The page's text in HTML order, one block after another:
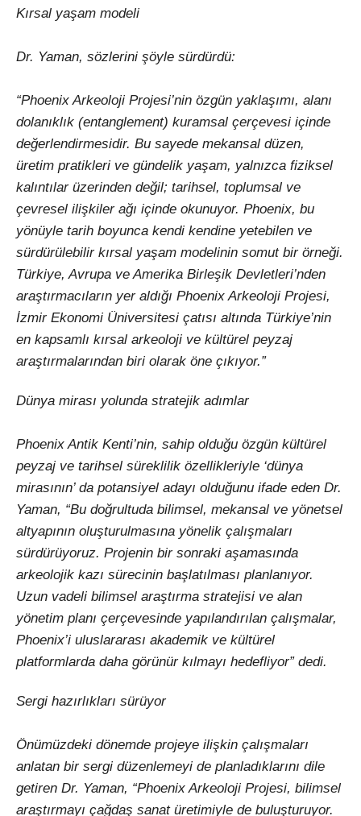
Kırsal yaşam modeli
Dr. Yaman, sözlerini şöyle sürdürdü:
“Phoenix Arkeoloji Projesi’nin özgün yaklaşımı, alanı
dolanıklık (entanglement) kuramsal çerçevesi içinde
değerlendirmesidir. Bu sayede mekansal düzen,
üretim pratikleri ve gündelik yaşam, yalnızca fiziksel
kalıntılar üzerinden değil; tarihsel, toplumsal ve
çevresel ilişkiler ağı içinde okunuyor. Phoenix, bu
yönüyle tarih boyunca kendi kendine yetebilen ve
sürdürülebilir kırsal yaşam modelinin somut bir örneği.
Türkiye, Avrupa ve Amerika Birleşik Devletleri’nden
araştırmacıların yer aldığı Phoenix Arkeoloji Projesi,
İzmir Ekonomi Üniversitesi çatısı altında Türkiye’nin
en kapsamlı kırsal arkeoloji ve kültürel peyzaj
araştırmalarından biri olarak öne çıkıyor.”
Dünya mirası yolunda stratejik adımlar
Phoenix Antik Kenti’nin, sahip olduğu özgün kültürel
peyzaj ve tarihsel süreklilik özellikleriyle ‘dünya
mirasının’ da potansiyel adayı olduğunu ifade eden Dr.
Yaman, “Bu doğrultuda bilimsel, mekansal ve yönetsel
altyapının oluşturulmasına yönelik çalışmaları
sürdürüyoruz. Projenin bir sonraki aşamasında
arkeolojik kazı sürecinin başlatılması planlanıyor.
Uzun vadeli bilimsel araştırma stratejisi ve alan
yönetim planı çerçevesinde yapılandırılan çalışmalar,
Phoenix’i uluslararası akademik ve kültürel
platformlarda daha görünür kılmayı hedefliyor” dedi.
Sergi hazırlıkları sürüyor
Önümüzdeki dönemde projeye ilişkin çalışmaları
anlatan bir sergi düzenlemeyi de planladıklarını dile
getiren Dr. Yaman, “Phoenix Arkeoloji Projesi, bilimsel
araştırmayı çağdaş sanat üretimiyle de buluşturuyor.